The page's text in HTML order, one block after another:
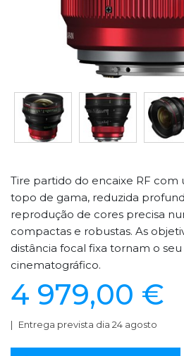
Tire partido do encaixe RF
topo de gama, reduzida
reprodução de cores precisa
compactas e robustas. As
distância focal fixa tornam o
cinematográfico.
4 979,00 €
Entrega prevista dia 24 agosto